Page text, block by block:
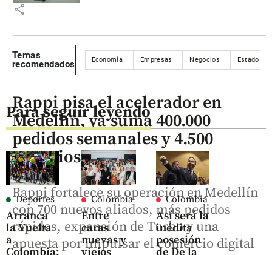
share
Temas
recomendados
Economía Empresas Negocios Estados
Para seguir leyendo
Deportes
Arranca
la Vuelta
a
Colombia
Entre
caras
nuevas y
Colombia
Así será la
inédita
posesión
Rappi pisa el acelerador en
Medellín, ya suma 400.000
pedidos semanales y 4.500
negocios
Rappi fortalece su operación en Medellín
con 700 nuevos aliados, más pedidos
rápidos, expansión de Turbo y una
apuesta por impulsar el comercio digital